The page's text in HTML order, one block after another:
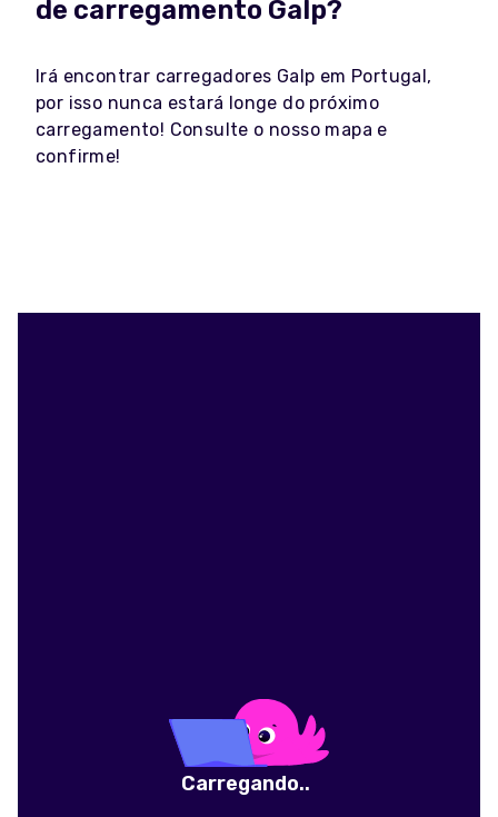
de carregamento Galp?
Irá encontrar carregadores Galp em Portugal,
por isso nunca estará longe do próximo
carregamento! Consulte o nosso mapa e
confirme!